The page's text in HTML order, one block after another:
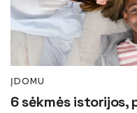
ĮDOMU
6 sėkmės istorijos,